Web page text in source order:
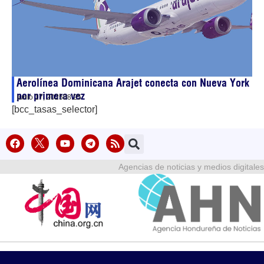
Aerolínea Dominicana Arajet conecta con Nueva York
por primera vez
junio 17, 202508:25
[bcc_tasas_selector]
Agencias de noticias y medios digitales